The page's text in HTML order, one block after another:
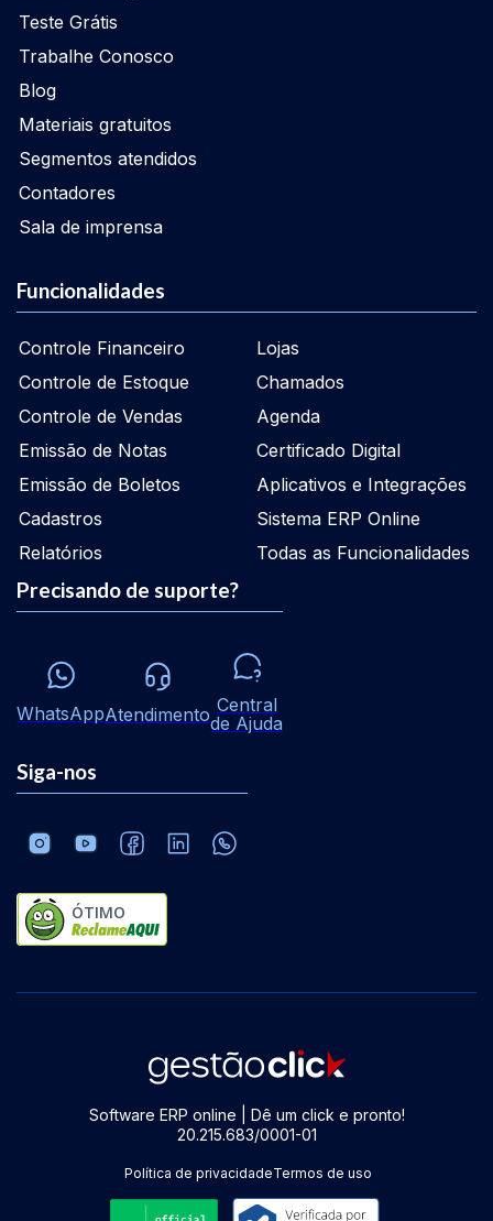
Teste Grátis
Trabalhe Conosco
Blog
Materiais gratuitos
Segmentos atendidos
Contadores
Sala de imprensa
Funcionalidades
Controle Financeiro
Controle de Estoque
Controle de Vendas
Emissão de Notas
Emissão de Boletos
Cadastros
Relatórios
Lojas
Chamados
Agenda
Certificado Digital
Aplicativos e Integrações
Sistema ERP Online
Todas as Funcionalidades
Precisando de suporte?
WhatsAppAtendimento Central
de Ajuda
Siga-nos
ÓTIMO
Software ERP online | Dê um click e pronto!
20.215.683/0001-01
Política de privacidadeTermos de uso